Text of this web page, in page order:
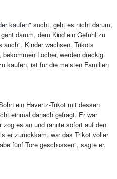
kaufen" sucht, geht es nicht darum,
darum, dem Kind ein Gefühl zu
auch". Kinder wachsen. Trikots
Löcher, werden dreckig.
kaufen, ist für die meisten Familien
ein Havertz-Trikot mit dessen
einmal danach gefragt. Er war
es an und rannte sofort auf den
er zurückkam, war das Trikot voller
fünf Tore geschossen", sagte er.